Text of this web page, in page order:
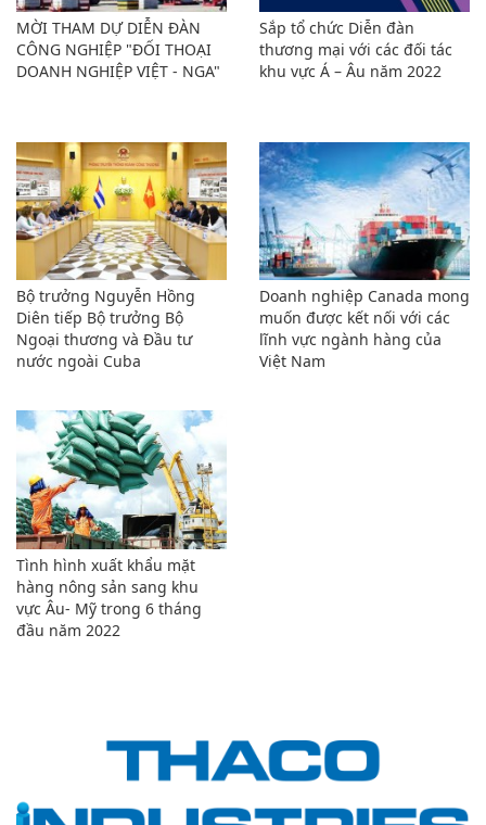
MỜI THAM DỰ DIỄN ĐÀN
CÔNG NGHIỆP "ĐỐI THOẠI
DOANH NGHIỆP VIỆT - NGA"
Sắp tổ chức Diễn đàn
thương mại với các đối tác
khu vực Á – Âu năm 2022
Bộ trưởng Nguyễn Hồng
Diên tiếp Bộ trưởng Bộ
Ngoại thương và Đầu tư
nước ngoài Cuba
Doanh nghiệp Canada mong
muốn được kết nối với các
lĩnh vực ngành hàng của
Việt Nam
Tình hình xuất khẩu mặt
hàng nông sản sang khu
vực Âu- Mỹ trong 6 tháng
đầu năm 2022